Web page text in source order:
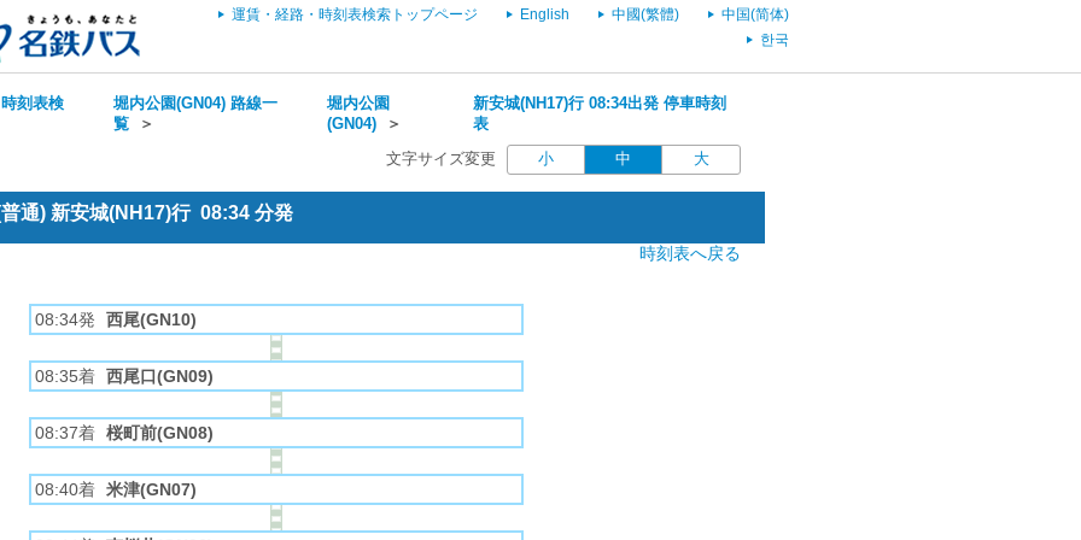
運賃・経路・時刻表検索トップページ English 中國(繁體)
中国(简体)
한국
刻表検
堀内公園(GN04) 路線一
覧＞
堀内公園
(GN04)＞
新安城(NH17)行 08:34出発 停車時刻
表
文字サイズ変更 小 中 大
通) 新安城(NH17)行 08:34 分発
時刻表へ戻る
08:34発 西尾(GN10)
08:35着 西尾口(GN09)
08:37着 桜町前(GN08)
08:40着 米津(GN07)